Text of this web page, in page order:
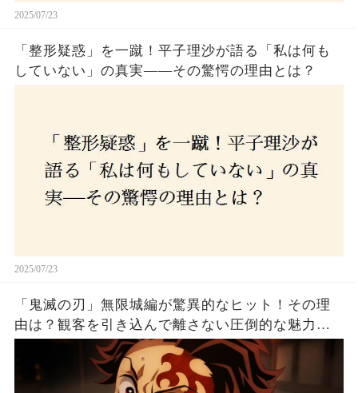
2025/07/23
「整形疑惑」を一蹴！平子理沙が語る「私は何も
していない」の真実——その驚愕の理由とは？
2025/07/23
「鬼滅の刃」無限城編が驚異的なヒット！その理
由は？観客を引き込んで離さない圧倒的な魅力と